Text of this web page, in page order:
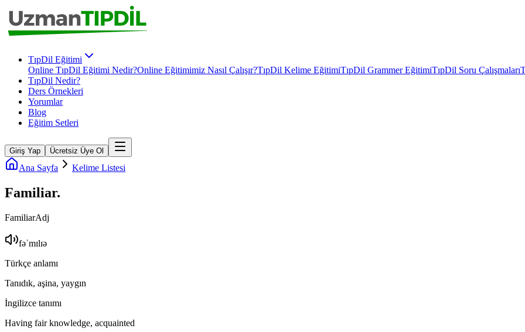
TıpDil Eğitimi
Online TıpDil Eğitimi Nedir?Online Eğitimimiz Nasıl Çalışır?TıpDil Kelime EğitimiTıpDil Grammer EğitimiTıpDil Soru Çalışmaları
TıpDil Nedir?
Ders Örnekleri
Yorumlar
Blog
Eğitim Setleri
Giriş Yap Ücretsiz Üye Ol
Ana Sayfa Kelime Listesi
Familiar.
FamiliarAdj
fəˈmɪlɪə
Türkçe anlamı
Tanıdık, aşina, yaygın
İngilizce tanımı
Having fair knowledge, acquainted